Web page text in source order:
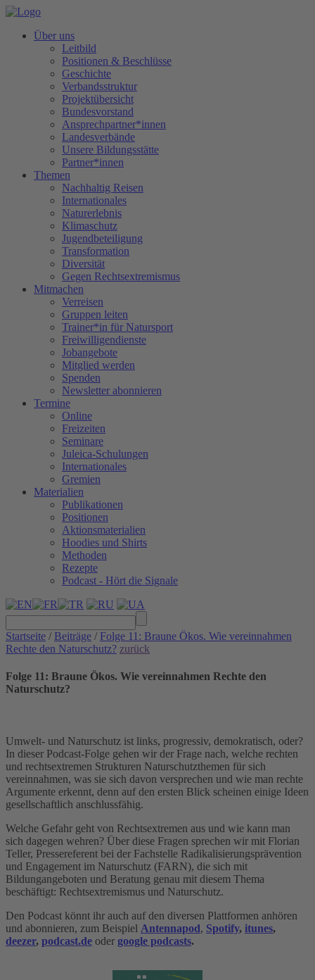
Über uns
Leitbild
Positionen & Beschlüsse
Geschichte
Verbandsstruktur
Projektübersicht
Bundesvorstand
Ansprechpartner*innen
Landesverbände
Unsere Bildungsstätte
Partner*innen
Themen
Nachhaltig Reisen
Internationales
Naturerlebnis
Klimaschutz
Jugendbeteiligung
Transformation
Diversität
Gegen Rechtsextremismus
Mitmachen
Verreisen
Gruppen leiten
Trainer*in für Natursport
Freiwilligendienste
Jobangebote
Mitglied werden
Spenden
Newsletter abonnieren
Termine
Online
Freizeiten
Seminare
Juleica-Schulungen
Internationales
Gremien
Materialien
Publikationen
Positionen
Aktionsmaterialien
Hoodies und Shirts
Methoden
Rezepte
Podcast - Hört die Signale
Startseite / Beiträge / Folge 11: Braune Ökos. Wie vereinnahmen
Rechte den Naturschutz? zurück
Folge 11: Braune Ökos. Wie vereinnahmen Rechte den
Naturschutz?
Umwelt- und Naturschutz ist links, progressiv, demokratisch, oder?
In dieser Podcast-Folge gehen wir der Frage nach, welche rechten
und rechtsextremen Strukturen Naturschutzthemen für sich
vereinnahmen, was sie sich davon versprechen und wie man rechte
Argumente erkennt, denn auf den ersten Blick scheinen einige Ideen
gesellschaftlich anschlussfähig.
Welche Gefahr geht von Rechtsextremen aus und wie kann man
sich dagegen wehren? Über diese Fragen sprechen wir mit Florian
Teller, Pressereferent bei der Fachstelle Radikalisierungsprävention
und Engagement im Naturschutz (FARN), die sich mit
Bildungangeboten und Beratung genau mit diesem Thema
beschäftigt: Rechtsextremismus und Naturschutz.
Den Podcast könnt ihr auch auf den diversen Plattformen anhören
und abonnieren, zum Beispiel Antennapod, Spotify, itunes,
deezer, podcast.de oder google podcasts.